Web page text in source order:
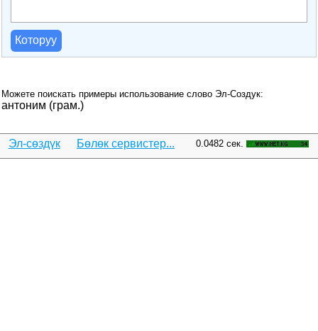
Которуу
Можете поискать примеры использование слово Эл-Создук:
антоним (грам.)
Эл-сөздүк Бөлөк сервистер... 0.0482 сек.